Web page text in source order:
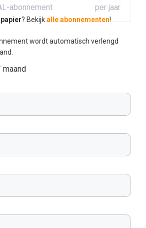
abonnement per jaar
papier? Bekijkalle abonnementen!
wordt automatisch verlengd